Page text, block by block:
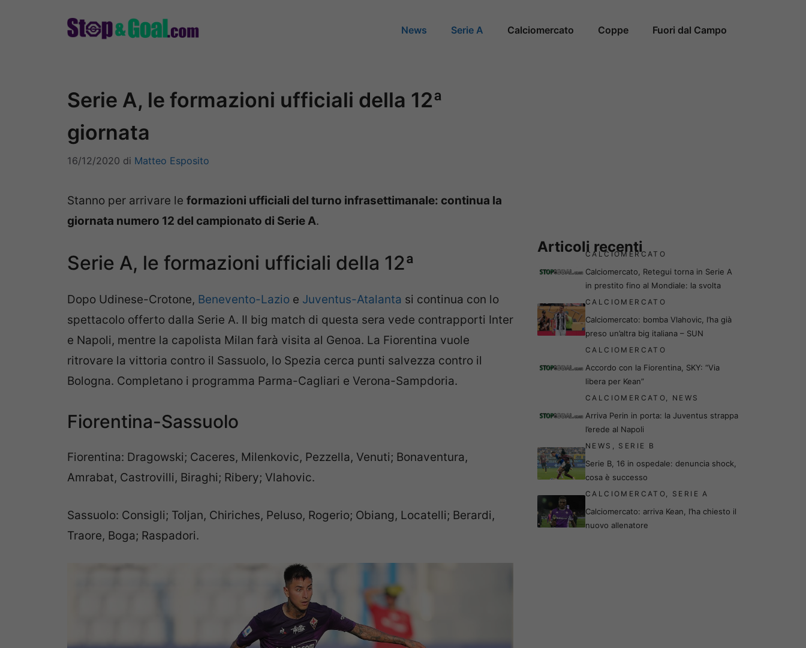
News Serie A Calciomercato Coppe Fuori dal Campo
Serie A, le formazioni ufficiali della 12ª
giornata
16/12/2020 di Matteo Esposito
Stanno per arrivare le formazioni ufficiali del turno infrasettimanale: continua la
giornata numero 12 del campionato di Serie A.
Serie A, le formazioni ufficiali della 12ª
Dopo Udinese-Crotone, Benevento-Lazio e Juventus-Atalanta si continua con lo
spettacolo offerto dalla Serie A. Il big match di questa sera vede contrapporti Inter
e Napoli, mentre la capolista Milan farà visita al Genoa. La Fiorentina vuole
ritrovare la vittoria contro il Sassuolo, lo Spezia cerca punti salvezza contro il
Bologna. Completano i programma Parma-Cagliari e Verona-Sampdoria.
Fiorentina-Sassuolo
Fiorentina: Dragowski; Caceres, Milenkovic, Pezzella, Venuti; Bonaventura,
Amrabat, Castrovilli, Biraghi; Ribery; Vlahovic.
Sassuolo: Consigli; Toljan, Chiriches, Peluso, Rogerio; Obiang, Locatelli; Berardi,
Traore, Boga; Raspadori.
Articoli recenti
CALCIOMERCATO
Calciomercato, Retegui torna in Serie A
in prestito fino al Mondiale: la svolta
CALCIOMERCATO
Calciomercato: bomba Vlahovic, l’ha già
preso un’altra big italiana – SUN
CALCIOMERCATO
Accordo con la Fiorentina, SKY: “Via
libera per Kean”
CALCIOMERCATO, NEWS
Arriva Perin in porta: la Juventus strappa
l’erede al Napoli
NEWS , SERIE B
Serie B, 16 in ospedale: denuncia shock,
cosa è successo
CALCIOMERCATO, SERIE A
Calciomercato: arriva Kean, l’ha chiesto il
nuovo allenatore